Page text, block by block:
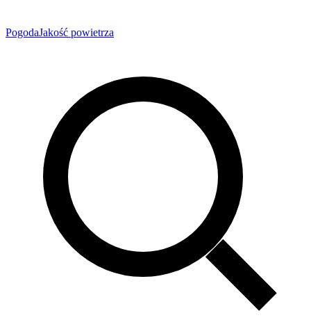
PogodaJakość powietrza